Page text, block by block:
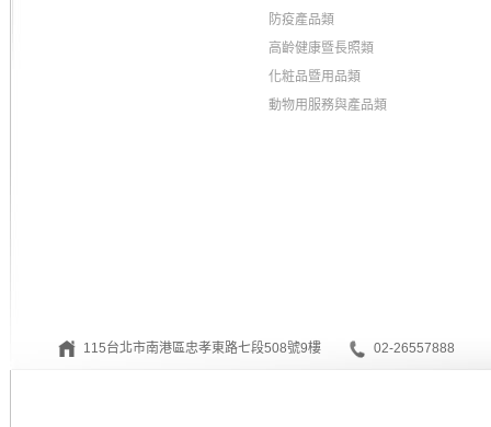
防疫產品類
高齡健康暨長照類
化粧品暨用品類
動物用服務與產品類
115台北市南港區忠孝東路七段508號9樓 02-26557888